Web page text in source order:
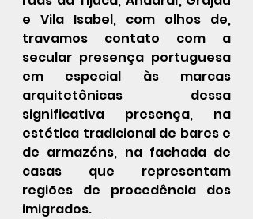
e Vila Isabel, com olhos de,
travamos contato com a
secular presença portuguesa
em especial às marcas
arquitetônicas dessa
significativa presença, na
estética tradicional de bares e
de armazéns, na fachada de
casas que representam
regiões de procedência dos
imigrados.